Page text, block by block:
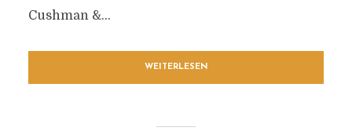
Cushman &...
WEITERLESEN